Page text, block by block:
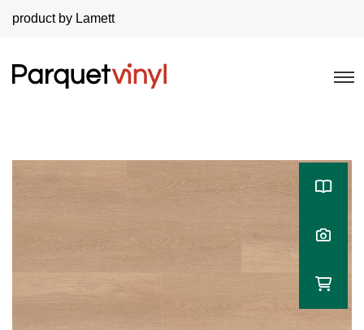
product by Lamett